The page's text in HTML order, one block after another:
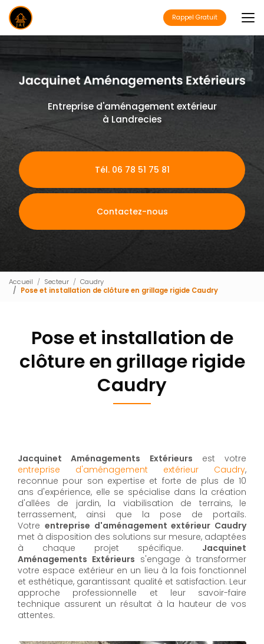
Aller
au
contenu
principal
Rappel Gratuit
Entreprise d'aménagement extérieur
à Landrecies
Tél. 06 78 51 75 81
Contactez-nous
Accueil Secteur
Caudry
Pose et installation de clôture en grillage rigide Caudry
Pose et installation de
clôture en grillage rigide
Caudry
Jacquinet Aménagements Extérieurs est votre
entreprise d'aménagement extérieur Caudry,
reconnue pour son expertise et forte de plus de 10
ans d'expérience, elle se spécialise dans la création
d'allées de jardin, la viabilisation de terrains, le
terrassement, ainsi que la pose de portails.
Votre entreprise d'aménagement extérieur Caudry
met à disposition des solutions sur mesure, adaptées
à chaque projet spécifique. Jacquinet
Aménagements Extérieurs s'engage à transformer
votre espace extérieur en un lieu à la fois fonctionnel
et esthétique, garantissant qualité et satisfaction. Leur
approche professionnelle et leur savoir-faire
technique assurent un résultat à la hauteur de vos
attentes.